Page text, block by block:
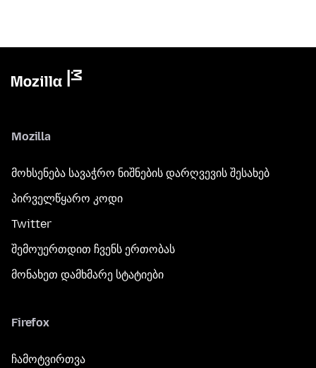
Mozilla
მოხსენება სავაჭრო ნიშნების დარღვევის შესახებ
პირველწყარო კოდი
Twitter
შემოუერთდით ჩვენს ერთობას
მონახეთ დამხმარე სტატიები
Firefox
ჩამოტვირთვა